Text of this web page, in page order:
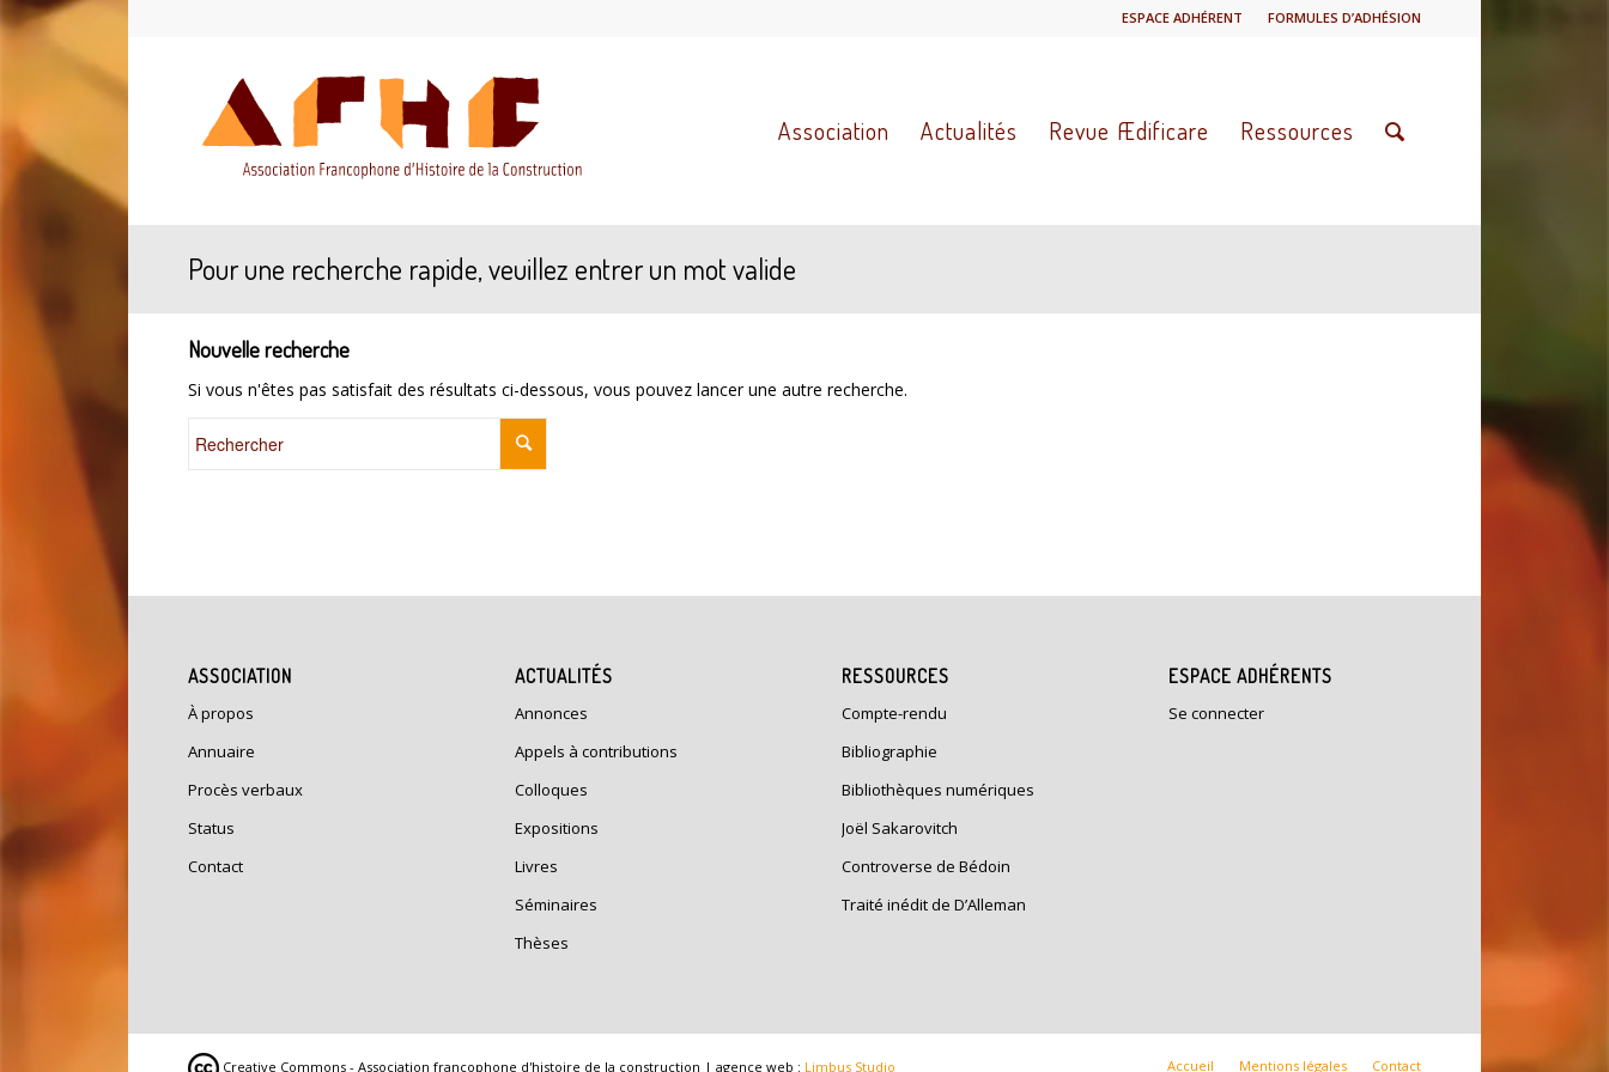
ESPACE ADHÉRENT FORMULES D’ADHÉSION
Association Actualités Revue Ædificare Ressources
Pour une recherche rapide, veuillez entrer un mot valide
Nouvelle recherche
Si vous n'êtes pas satisfait des résultats ci-dessous, vous pouvez lancer une autre recherche.
ASSOCIATION
À propos
Annuaire
Procès verbaux
Status
Contact
ACTUALITÉS
Annonces
Appels à contributions
Colloques
Expositions
Livres
Séminaires
Thèses
RESSOURCES
Compte-rendu
Bibliographie
Bibliothèques numériques
Joël Sakarovitch
Controverse de Bédoin
Traité inédit de D’Alleman
ESPACE ADHÉRENTS
Se connecter
Creative Commons - Association francophone d'histoire de la construction | agence web : Limbus Studio Accueil Mentions légales Contact